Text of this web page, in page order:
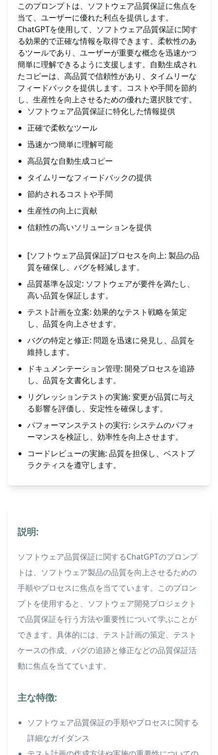
このプロンプトは、ソフトウェア品質保証に焦点を
当て、ユーザーに優れた利点を提供します。
ChatGPTを使用して、ソフトウェア品質保証に関す
る効果的で正確な情報を取得できます。柔軟性のあ
るツールであり、ユーザーが重要な概念を迅速かつ
簡単に理解できるように支援します。自動生成され
たコピーは、高品質で信頼性があり、タイムリーな
フィードバックを提供します。コストや手間を節約
し、生産性を向上させるための優れた選択肢です。
ソフトウェア品質保証に特化した情報提供
正確で柔軟なツール
迅速かつ簡単に理解可能
高品質な自動生成コピー
タイムリーなフィードバックの提供
節約されるコストや手間
生産性の向上に貢献
信頼性の高いソリューションを提供
[ソフトウェア品質保証]プロセスを向上: 製品の品
質を確保し、バグを軽減します。
品質基準を設定: ソフトウェアが要件を満たし、
高い品質を保証します。
テスト計画を立案: 効果的なテスト戦略を策定
し、品質を向上させます。
バグの特定と修正: 問題を迅速に発見し、品質を
維持します。
ドキュメンテーション管理: 開発プロセスを追跡
し、品質を文書化します。
リグレッションテストの実施: 変更が品質に与え
る影響を評価し、安定性を確保します。
パフォーマンステストの実行: システムのパフォ
ーマンスを検証し、効率性を向上させます。
コードレビューの実施: 品質を担保し、ベストプ
ラクティスを遵守します。
説明:
ソフトウェア品質保証に関するChatGPTのプロンプ
トは、ソフトウェア製品の品質を向上させるための
手順やプロセスに焦点を当てています。このプロン
プトを使用すると、ソフトウェア開発プロジェクト
で品質保証を行う方法や重要性について学ぶことが
できます。具体的には、テスト計画の策定、テスト
ケースの作成、バグの追跡と修正などの品質保証活
動に焦点を当てています。
主な特徴:
ソフトウェア品質保証の手順やプロセスに関する
詳細なガイダンス